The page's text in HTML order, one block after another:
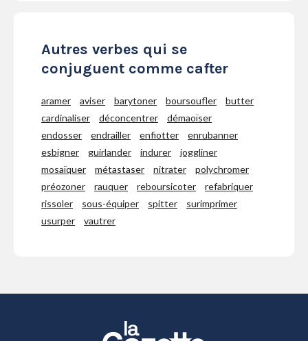
Autres verbes qui se
conjuguent comme cafter
aramer aviser barytoner boursoufler
butter
cardinaliser
déconcentrer
démaoïser
endosser
endrailler enfiotter
enrubanner
esbigner
guirlander indurer
joggliner
mosaïquer
métastaser nitrater
polychromer
préozoner
rauquer reboursicoter
refabriquer
rissoler
sous-équiper spitter
surimprimer
usurper
vautrer